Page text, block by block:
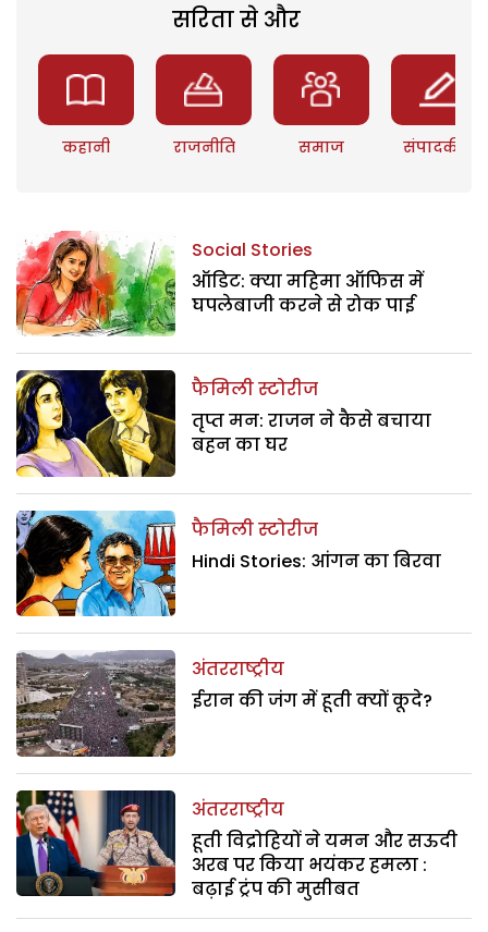
सरिता से और
कहानी राजनीति समाज संपादकीय
Social Stories
ऑडिट: क्या महिमा ऑफिस में
घपलेबाजी करने से रोक पाई
फैमिली स्टोरीज
तृप्त मन: राजन ने कैसे बचाया
बहन का घर
फैमिली स्टोरीज
Hindi Stories: आंगन का बिरवा
अंतरराष्ट्रीय
ईरान की जंग में हूती क्यों कूदे?
अंतरराष्ट्रीय
हूती विद्रोहियों ने यमन और सऊदी
अरब पर किया भयंकर हमला :
बढ़ाई ट्रंप की मुसीबत